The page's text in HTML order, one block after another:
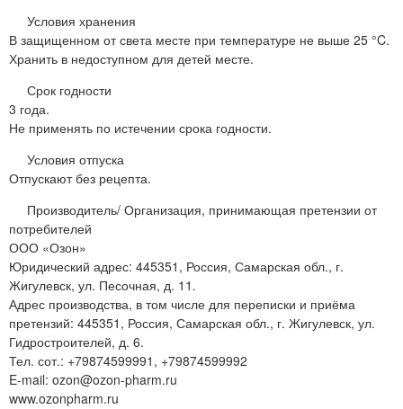
Условия хранения
В защищенном от света месте при температуре не выше 25 °C.
Хранить в недоступном для детей месте.
Срок годности
3 года.
Не применять по истечении срока годности.
Условия отпуска
Отпускают без рецепта.
Производитель/ Организация, принимающая претензии от
потребителей
ООО «Озон»
Юридический адрес: 445351, Россия, Самарская обл., г.
Жигулевск, ул. Песочная, д. 11.
Адрес производства, в том числе для переписки и приёма
претензий: 445351, Россия, Самарская обл., г. Жигулевск, ул.
Гидростроителей, д. 6.
Тел. сот.: +79874599991, +79874599992
E-mail: ozon@ozon-pharm.ru
www.ozonpharm.ru